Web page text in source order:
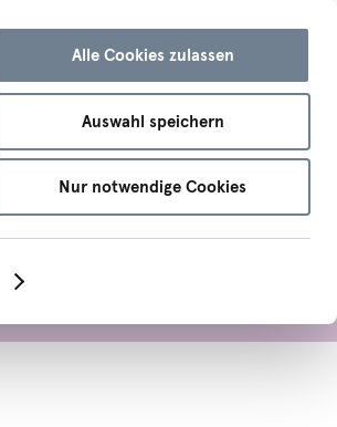
Alle Cookies zulassen
Auswahl speichern
Nur notwendige Cookies